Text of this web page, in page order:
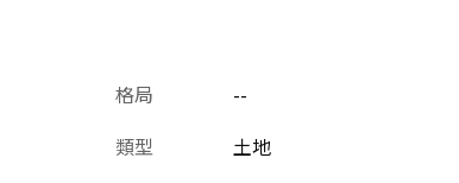
格局
--
類型
土地